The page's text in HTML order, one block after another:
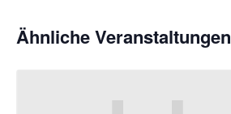
Ähnliche Veranstaltungen